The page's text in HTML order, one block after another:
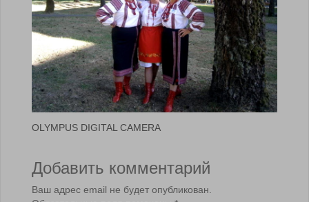
OLYMPUS DIGITAL CAMERA
Добавить комментарий
Ваш адрес email не будет опубликован.